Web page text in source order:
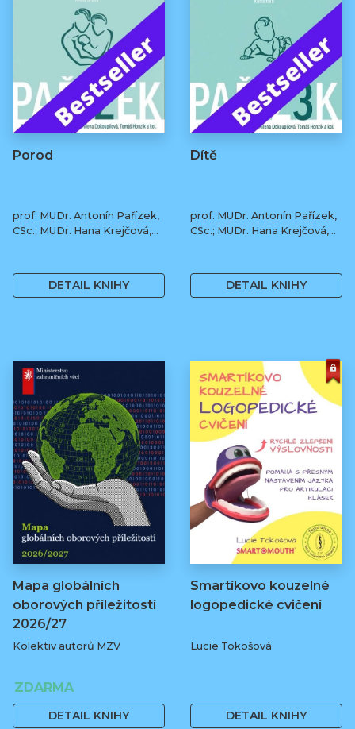
Porod
prof. MUDr. Antonín Pařízek,
CSc.; MUDr. Hana Krejčová,
Tomáš Honzík, Ph.D. a kol.
DETAIL KNIHY
Dítě
prof. MUDr. Antonín Pařízek,
CSc.; MUDr. Hana Krejčová,
Tomáš Honzík, Ph.D. a kol.
DETAIL KNIHY
Mapa globálních
oborových příležitostí
2026/27
Kolektiv autorů MZV
ZDARMA
DETAIL KNIHY
Smartíkovo kouzelné
logopedické cvičení
Lucie Tokošová
DETAIL KNIHY